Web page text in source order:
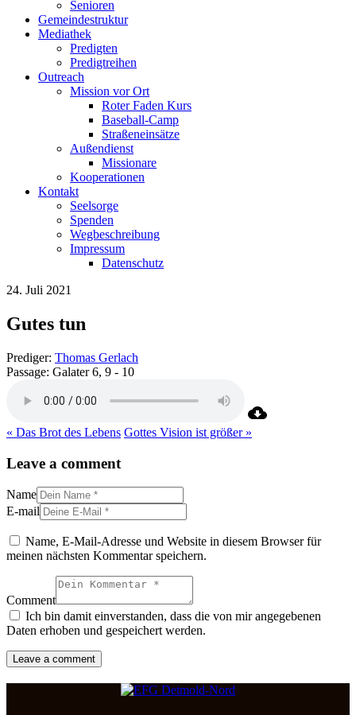
Senioren
Gemeindestruktur
Mediathek
Predigten
Predigtreihen
Outreach
Mission vor Ort
Roter Faden Kurs
Baseball-Camp
Straßeneinsätze
Außendienst
Missionare
Kooperationen
Kontakt
Seelsorge
Spenden
Wegbeschreibung
Impressum
Datenschutz
24. Juli 2021
Gutes tun
Prediger: Thomas Gerlach
Passage: Galater 6, 9 - 10
« Das Brot des Lebens Gottes Vision ist größer »
Leave a comment
Name
E-mail
Name, E-Mail-Adresse und Website in diesem Browser für
meinen nächsten Kommentar speichern.
Comment
Ich bin damit einverstanden, dass die von mir angegebenen
Daten erhoben und gespeichert werden.